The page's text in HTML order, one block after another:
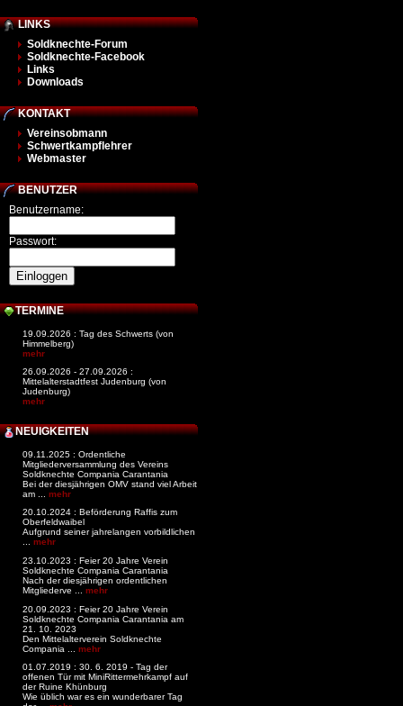
LINKS
Soldknechte-Forum
Soldknechte-Facebook
Links
Downloads
KONTAKT
Vereinsobmann
Schwertkampflehrer
Webmaster
BENUTZER
Benutzername:
Passwort:
TERMINE
19.09.2026 : Tag des Schwerts (von
Himmelberg)
mehr
26.09.2026 - 27.09.2026 :
Mittelalterstadtfest Judenburg (von
Judenburg)
mehr
NEUIGKEITEN
09.11.2025 : Ordentliche
Mitgliederversammlung des Vereins
Soldknechte Compania Carantania
Bei der diesjährigen OMV stand viel Arbeit
am ... mehr
20.10.2024 : Beförderung Raffis zum
Oberfeldwaibel
Aufgrund seiner jahrelangen vorbildlichen
... mehr
23.10.2023 : Feier 20 Jahre Verein
Soldknechte Compania Carantania
Nach der diesjährigen ordentlichen
Mitgliederve ... mehr
20.09.2023 : Feier 20 Jahre Verein
Soldknechte Compania Carantania am
21. 10. 2023
Den Mittelalterverein Soldknechte
Compania ... mehr
01.07.2019 : 30. 6. 2019 - Tag der
offenen Tür mit MiniRittermehrkampf auf
der Ruine Khünburg
Wie üblich war es ein wunderbarer Tag